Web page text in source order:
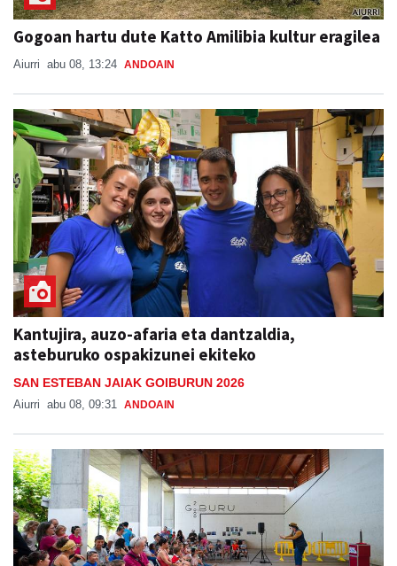
Gogoan hartu dute Katto Amilibia kultur eragilea
Aiurri abu 08, 13:24 ANDOAIN
Kantujira, auzo-afaria eta dantzaldia,
asteburuko ospakizunei ekiteko
SAN ESTEBAN JAIAK GOIBURUN 2026
Aiurri abu 08, 09:31 ANDOAIN